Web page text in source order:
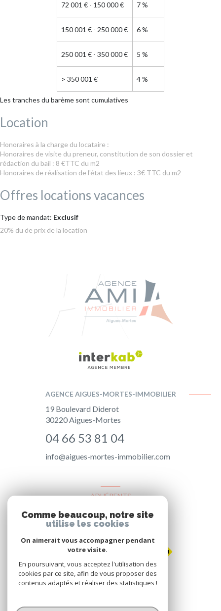
72 001 € - 150 000 € 7 %
150 001 € - 250 000 € 6 %
250 001 € - 350 000 € 5 %
> 350 001 € 4 %
Les tranches du barème sont cumulatives
Location
Honoraires à la charge du locataire :
Honoraires de visite du preneur, constitution de son dossier et
rédaction du bail : 8 €TTC du m2
Honoraires de réalisation de l'état des lieux : 3€ TTC du m2
Offres locations vacances
Type de mandat: Exclusif
20% du de prix de la location
AGENCE AIGUES-MORTES-IMMOBILIER
19 Boulevard Diderot
30220 Aigues-Mortes
04 66 53 81 04
info@aigues-mortes-immobilier.com
ADHÉRENTS
Nous adhérons
© 2026 | Tous droits réservés
Comme beaucoup, notre site
utilise les cookies
On aimerait vous accompagner pendant
votre visite.
En poursuivant, vous acceptez l'utilisation des
cookies par ce site, afin de vous proposer des
contenus adaptés et réaliser des statistiques !